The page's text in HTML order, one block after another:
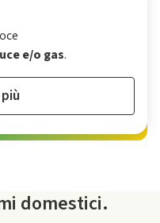
e/o gas.
domestici.